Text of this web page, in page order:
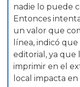
nadie lo puede
Entonces
un valor que
línea, indicó
editorial, ya que
imprimir en el
local impacta